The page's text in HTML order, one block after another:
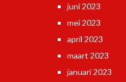
juni 2023
mei 2023
april 2023
maart 2023
januari 2023